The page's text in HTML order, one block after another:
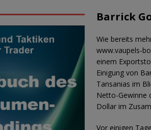
Barrick
Wie bereits
www.vaupels-
einem
Einigung von
Tansanias im
Netto-Gewinne
Dollar im
Vor einigen